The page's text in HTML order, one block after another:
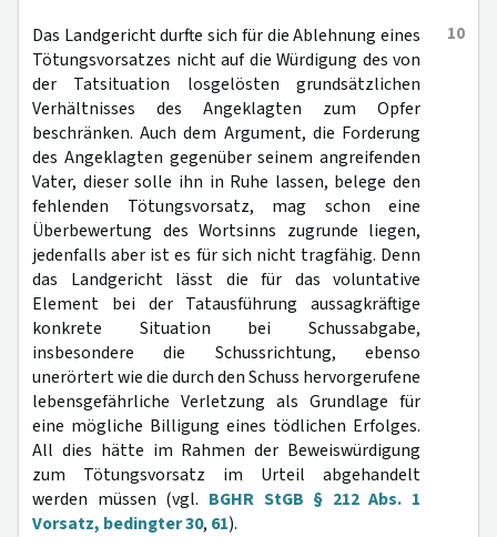
10
Das Landgericht durfte sich für die Ablehnung eines
Tötungsvorsatzes nicht auf die Würdigung des von
der Tatsituation losgelösten grundsätzlichen
Verhältnisses des Angeklagten zum Opfer
beschränken. Auch dem Argument, die Forderung
des Angeklagten gegenüber seinem angreifenden
Vater, dieser solle ihn in Ruhe lassen, belege den
fehlenden Tötungsvorsatz, mag schon eine
Überbewertung des Wortsinns zugrunde liegen,
jedenfalls aber ist es für sich nicht tragfähig. Denn
das Landgericht lässt die für das voluntative
Element bei der Tatausführung aussagkräftige
konkrete Situation bei Schussabgabe,
insbesondere die Schussrichtung, ebenso
unerörtert wie die durch den Schuss hervorgerufene
lebensgefährliche Verletzung als Grundlage für
eine mögliche Billigung eines tödlichen Erfolges.
All dies hätte im Rahmen der Beweiswürdigung
zum Tötungsvorsatz im Urteil abgehandelt
werden müssen (vgl. BGHR StGB § 212 Abs. 1
Vorsatz, bedingter 30, 61).